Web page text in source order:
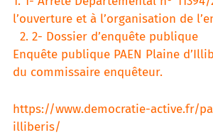
l’ouverture et à l’organisation de
2. 2- Dossier d’enquête publique
Enquête publique PAEN Plaine
du commissaire enquêteur.
https://www.democratie-active.fr/
illiberis/